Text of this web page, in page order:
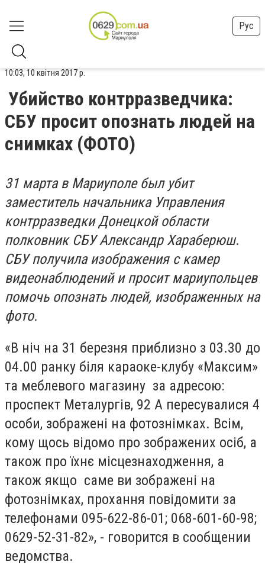
Рус
10:03, 10 квітня 2017 р.
Убийство контрразведчика:
СБУ просит опознать людей на
снимках (ФОТО)
31 марта в Мариуполе был убит
заместитель начальника Управления
контрразведки Донецкой области
полковник СБУ Александр Хараберюш.
СБУ получила изображения с камер
видеонаблюдений и просит мариупольцев
помочь опознать людей, изображенных на
фото.
«В ніч на 31 березня приблизно з 03.30 до
04.00 ранку біля караоке-клубу «Максим»
та меблевого магазину за адресою:
проспект Металургів, 92 А пересувалися 4
особи, зображені на фотознімках. Всім,
кому щось відомо про зображених осіб, а
також про їхнє місцезнаходження, а
також якщо саме ви зображені на
фотознімках, прохання повідомити за
телефонами 095-622-86-01; 068-601-60-98;
0629-52-31-82», - говорится в сообщении
ведомства.